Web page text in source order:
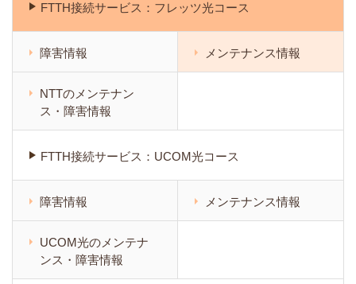
FTTH接続サービス：フレッツ光コース
障害情報 メンテナンス情報
NTTのメンテナン
ス・障害情報
FTTH接続サービス：UCOM光コース
障害情報 メンテナンス情報
UCOM光のメンテナ
ンス・障害情報